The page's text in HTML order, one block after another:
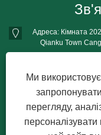
Адреса: Кімната
Qianku Town
Ми
перегляду,